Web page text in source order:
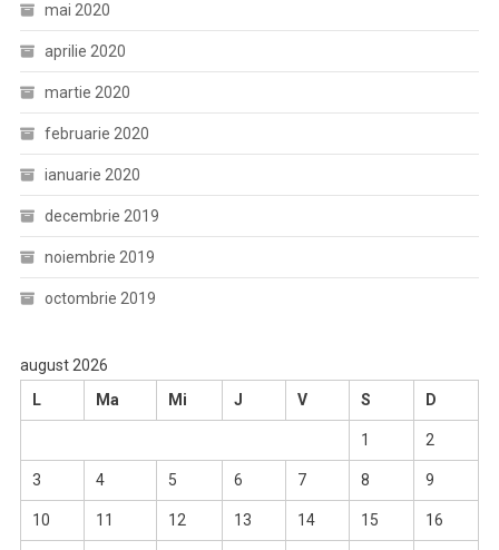
mai 2020
aprilie 2020
martie 2020
februarie 2020
ianuarie 2020
decembrie 2019
noiembrie 2019
octombrie 2019
august 2026
L
Ma Mi J V S D
1 2
3 4 5 6 7 8 9
10 11 12 13 14 15 16